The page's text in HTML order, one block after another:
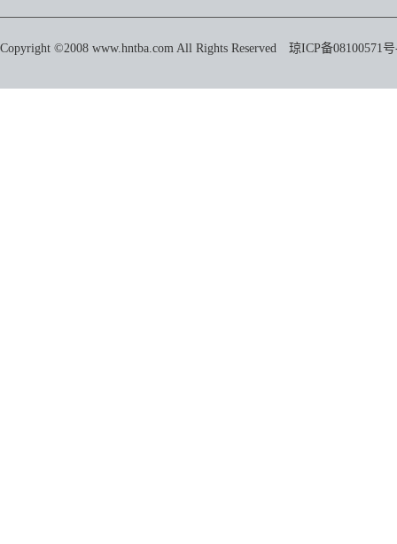
Copyright ©2008 www.hntba.com All Rights Reserved 琼ICP备08100571